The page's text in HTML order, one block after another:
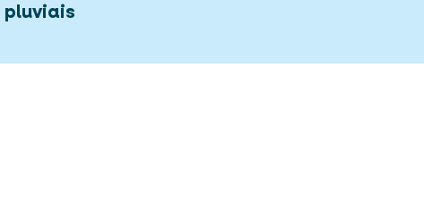
pluviais